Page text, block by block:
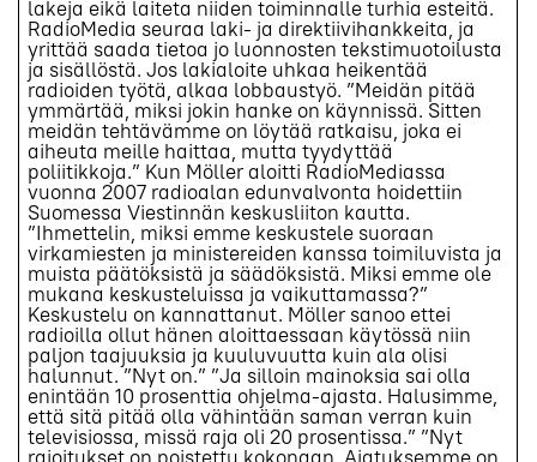
lakeja eikä laiteta niiden toiminnalle turhia esteitä.
RadioMedia seuraa laki- ja direktiivihankkeita, ja
yrittää saada tietoa jo luonnosten tekstimuotoilusta
ja sisällöstä. Jos lakialoite uhkaa heikentää
radioiden työtä, alkaa lobbaustyö. ”Meidän pitää
ymmärtää, miksi jokin hanke on käynnissä. Sitten
meidän tehtävämme on löytää ratkaisu, joka ei
aiheuta meille haittaa, mutta tyydyttää
poliitikkoja.” Kun Möller aloitti RadioMediassa
vuonna 2007 radioalan edunvalvonta hoidettiin
Suomessa Viestinnän keskusliiton kautta.
”Ihmettelin, miksi emme keskustele suoraan
virkamiesten ja ministereiden kanssa toimiluvista ja
muista päätöksistä ja säädöksistä. Miksi emme ole
mukana keskusteluissa ja vaikuttamassa?”
Keskustelu on kannattanut. Möller sanoo ettei
radioilla ollut hänen aloittaessaan käytössä niin
paljon taajuuksia ja kuuluvuutta kuin ala olisi
halunnut. ”Nyt on.” ”Ja silloin mainoksia sai olla
enintään 10 prosenttia ohjelma-ajasta. Halusimme,
että sitä pitää olla vähintään saman verran kuin
televisiossa, missä raja oli 20 prosentissa.” ”Nyt